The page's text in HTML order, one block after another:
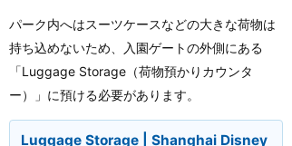
パーク内へはスーツケースなどの大きな荷物は
持ち込めないため、入園ゲートの外側にある
「Luggage Storage（荷物預かりカウンタ
ー）」に預ける必要があります。
Luggage Storage | Shanghai Disney